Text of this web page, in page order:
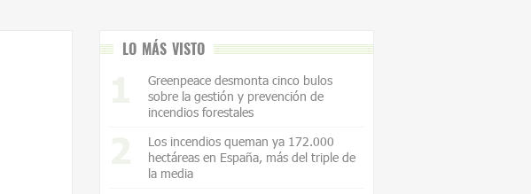
LO MÁS VISTO
Greenpeace desmonta cinco bulos
sobre la gestión y prevención de
incendios forestales
Los incendios queman ya 172.000
hectáreas en España, más del triple de
la media